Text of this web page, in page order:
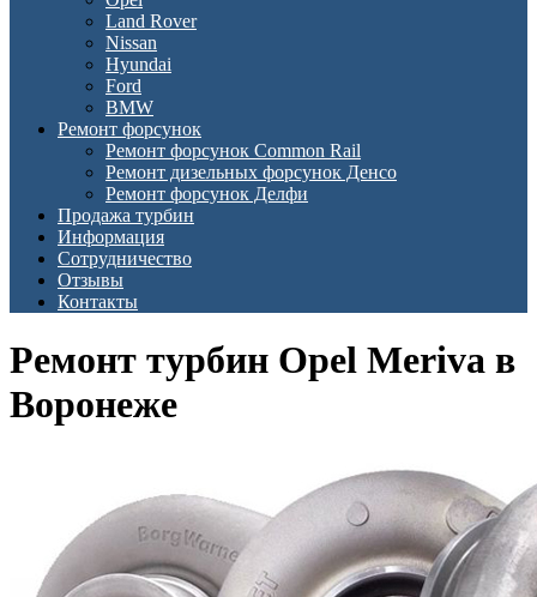
Land Rover
Nissan
Hyundai
Ford
BMW
Ремонт форсунок
Ремонт форсунок Common Rail
Ремонт дизельных форсунок Денсо
Ремонт форсунок Делфи
Продажа турбин
Информация
Сотрудничество
Отзывы
Контакты
Ремонт турбин Opel Meriva в
Воронеже